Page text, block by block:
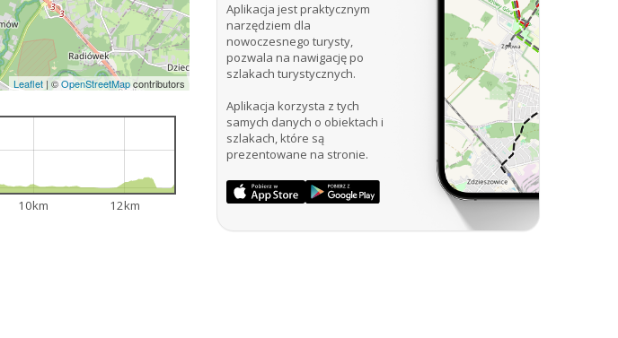
Leaflet | ©OpenStreetMapcontributors
10km 12km
Aplikacja jest praktycznym
narzędziem dla
nowoczesnego turysty,
pozwala na nawigację po
szlakach turystycznych.
Aplikacja korzysta z tych
samych danych o obiektach i
szlakach, które są
prezentowane na stronie.